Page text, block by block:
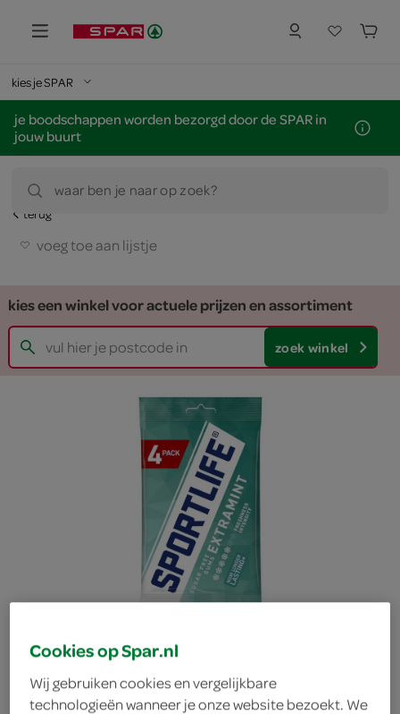
kies je SPAR
je boodschappen worden bezorgd door de SPAR in
jouw buurt
waar ben je naar op zoek?
terug
voeg toe aan lijstje
kies een winkel voor actuele prijzen en assortiment
zoek winkel
Cookies op Spar.nl
Wij gebruiken cookies en vergelijkbare
technologieën wanneer je onze website bezoekt. We